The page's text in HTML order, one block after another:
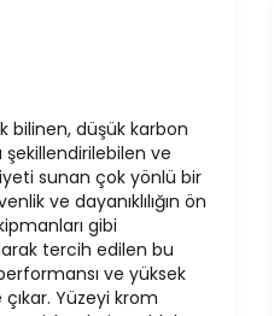
bilinen, düşük karbon
ve
sunan çok yönlü bir
ve dayanıklılığın ön
gibi
tercih edilen bu
ve yüksek
Yüzeyi krom